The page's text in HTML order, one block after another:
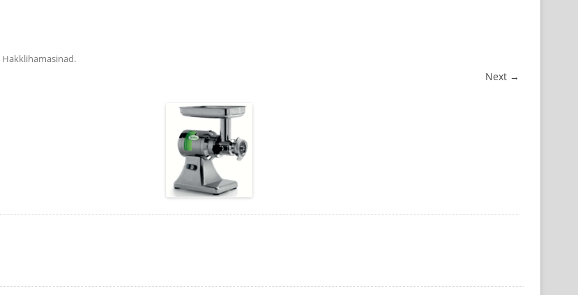
Hakklihamasinad.
Next →